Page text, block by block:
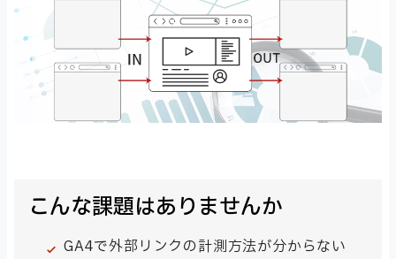
こんな課題はありませんか
GA4で外部リンクの計測方法が分からない